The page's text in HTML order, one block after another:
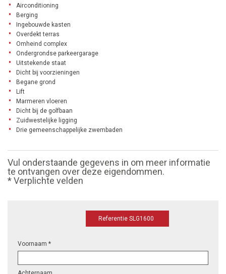
Airconditioning
Berging
Ingebouwde kasten
Overdekt terras
Omheind complex
Ondergrondse parkeergarage
Uitstekende staat
Dicht bij voorzieningen
Begane grond
Lift
Marmeren vloeren
Dicht bij de golfbaan
Zuidwestelijke ligging
Drie gemeenschappelijke zwembaden
Vul onderstaande gegevens in om meer informatie
te ontvangen over deze eigendommen.
* Verplichte velden
Referentie SLG1600
Voornaam *